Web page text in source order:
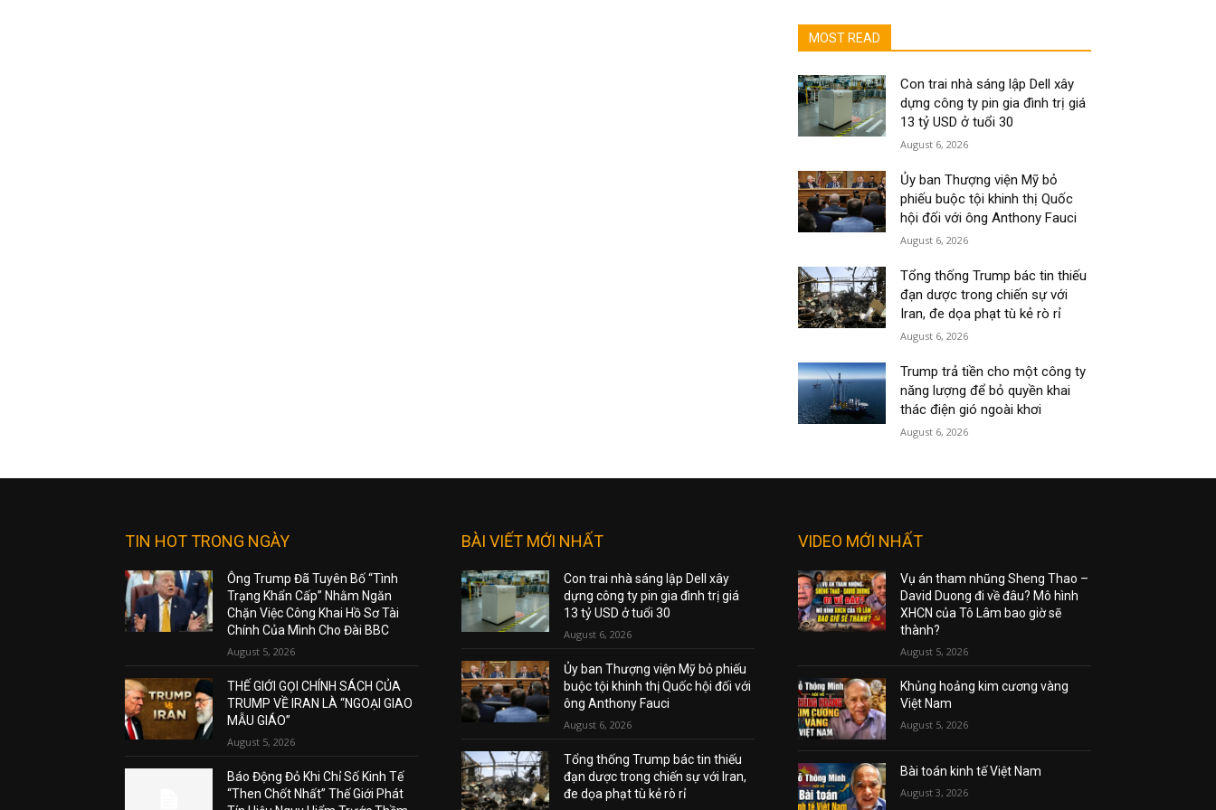
MOST READ
Con trai nhà sáng lập Dell xây
dựng công ty pin gia đình trị giá
13 tỷ USD ở tuổi 30
August 6, 2026
Ủy ban Thượng viện Mỹ bỏ
phiếu buộc tội khinh thị Quốc
hội đối với ông Anthony Fauci
August 6, 2026
Tổng thống Trump bác tin thiếu
đạn dược trong chiến sự với
Iran, đe dọa phạt tù kẻ rò rỉ
August 6, 2026
Trump trả tiền cho một công ty
năng lượng để bỏ quyền khai
thác điện gió ngoài khơi
August 6, 2026
TIN HOT TRONG NGÀY
Ông Trump Đã Tuyên Bố “Tình
Trạng Khẩn Cấp” Nhằm Ngăn
Chặn Việc Công Khai Hồ Sơ Tài
Chính Của Mình Cho Đài BBC
August 5, 2026
THẾ GIỚI GỌI CHÍNH SÁCH CỦA
TRUMP VỀ IRAN LÀ “NGOẠI GIAO
MẪU GIÁO”
August 5, 2026
Báo Động Đỏ Khi Chỉ Số Kinh Tế
“Then Chốt Nhất” Thế Giới Phát
BÀI VIẾT MỚI NHẤT
Con trai nhà sáng lập Dell xây
dựng công ty pin gia đình trị giá
13 tỷ USD ở tuổi 30
August 6, 2026
Ủy ban Thượng viện Mỹ bỏ phiếu
buộc tội khinh thị Quốc hội đối với
ông Anthony Fauci
August 6, 2026
Tổng thống Trump bác tin thiếu
đạn dược trong chiến sự với Iran,
đe dọa phạt tù kẻ rò rỉ
VIDEO MỚI NHẤT
Vụ án tham nhũng Sheng Thao –
David Duong đi về đâu? Mô hình
XHCN của Tô Lâm bao giờ sẽ
thành?
August 5, 2026
Khủng hoảng kim cương vàng
Việt Nam
August 5, 2026
Bài toán kinh tế Việt Nam
August 3, 2026